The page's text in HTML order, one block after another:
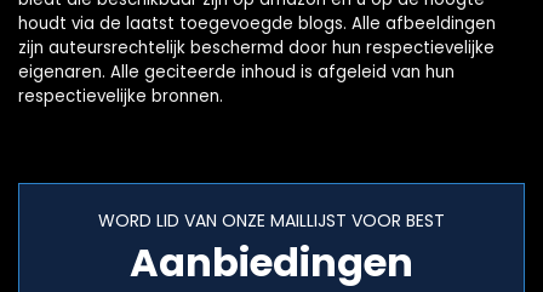
houdt via de laatst toegevoegde blogs. Alle afbeeldingen
zijn auteursrechtelijk beschermd door hun respectievelijke
eigenaren. Alle geciteerde inhoud is afgeleid van hun
respectievelijke bronnen.
WORD LID VAN ONZE MAILLIJST VOOR BEST
Aanbiedingen